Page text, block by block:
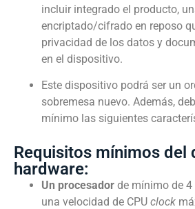
incluir integrado el producto,
encriptado/cifrado en reposo
privacidad de los datos y
en el dispositivo.
Este dispositivo podrá ser un
sobremesa nuevo. Además,
mínimo las siguientes
Requisitos mínimos del
hardware:
Un procesador de mínimo de
una velocidad de CPU clock